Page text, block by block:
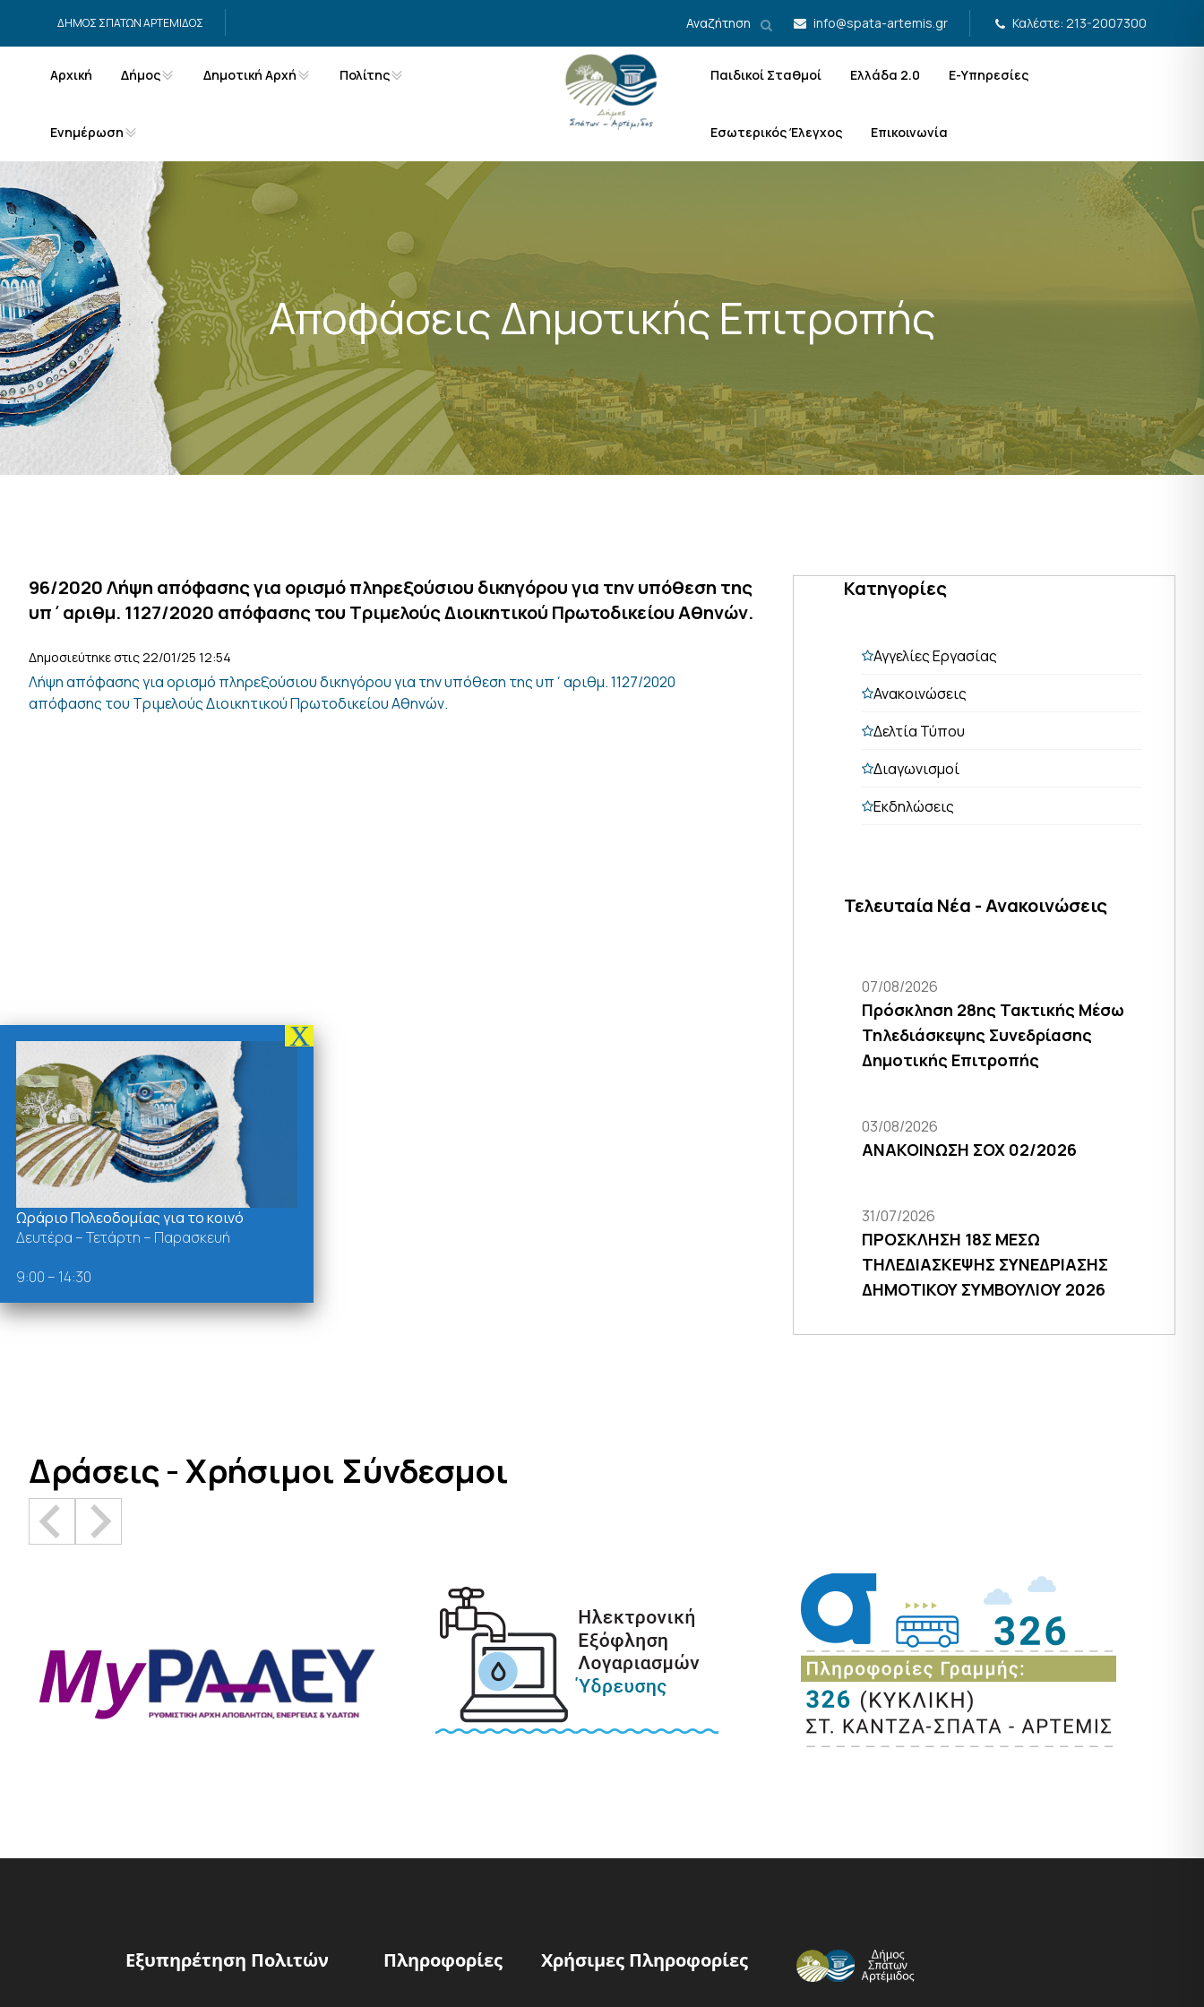
ΔΗΜΟΣ ΣΠΑΤΩΝ ΑΡΤΕΜΙΔΟΣ Αναζήτηση info@spata-artemis.gr Καλέστε: 213-2007300
Αρχική Δήμος Δημοτική Αρχή Πολίτης
Ενημέρωση
Παιδικοί Σταθμοί Ελλάδα 2.0 Ε-Υπηρεσίες
Εσωτερικός Έλεγχος Επικοινωνία
Αποφάσεις Δημοτικής Επιτροπής
96/2020 Λήψη απόφασης για ορισμό πληρεξούσιου δικηγόρου για την υπόθεση της
υπ΄αριθμ. 1127/2020 απόφασης του Τριμελούς Διοικητικού Πρωτοδικείου Αθηνών.
Δημοσιεύτηκε στις 22/01/25 12:54
Λήψη απόφασης για ορισμό πληρεξούσιου δικηγόρου για την υπόθεση της υπ΄αριθμ. 1127/2020
απόφασης του Τριμελούς Διοικητικού Πρωτοδικείου Αθηνών.
Κατηγορίες
Αγγελίες Εργασίας
Ανακοινώσεις
Δελτία Τύπου
Διαγωνισμοί
Εκδηλώσεις
Τελευταία Νέα - Ανακοινώσεις
07/08/2026
Πρόσκληση 28ης Τακτικής Μέσω
Τηλεδιάσκεψης Συνεδρίασης
Δημοτικής Επιτροπής
03/08/2026
ΑΝΑΚΟΙΝΩΣΗ ΣΟΧ 02/2026
31/07/2026
ΠΡΟΣΚΛΗΣΗ 18Σ ΜΕΣΩ
ΤΗΛΕΔΙΑΣΚΕΨΗΣ ΣΥΝΕΔΡΙΑΣΗΣ
ΔΗΜΟΤΙΚΟΥ ΣΥΜΒΟΥΛΙΟΥ 2026
Δράσεις - Χρήσιμοι Σύνδεσμοι
Εξυπηρέτηση Πολιτών Πληροφορίες Χρήσιμες Πληροφορίες
Ωράριο Πολεοδομίας για το κοινό
Δευτέρα – Τετάρτη – Παρασκευή
9:00 – 14:30